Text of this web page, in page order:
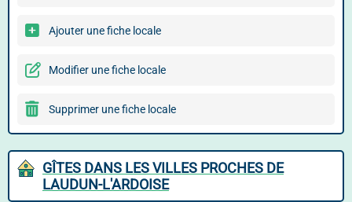
Ajouter une fiche locale
Modifier une fiche locale
Supprimer une fiche locale
GÎTES DANS LES VILLES PROCHES DE
LAUDUN-L'ARDOISE